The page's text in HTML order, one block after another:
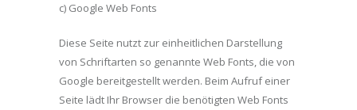
c) Google Web Fonts
Diese Seite nutzt zur einheitlichen Darstellung
von Schriftarten so genannte Web Fonts, die von
Google bereitgestellt werden. Beim Aufruf einer
Seite lädt Ihr Browser die benötigten Web Fonts